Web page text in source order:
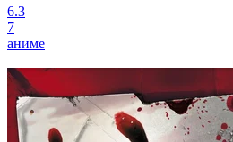
6.3
7
аниме